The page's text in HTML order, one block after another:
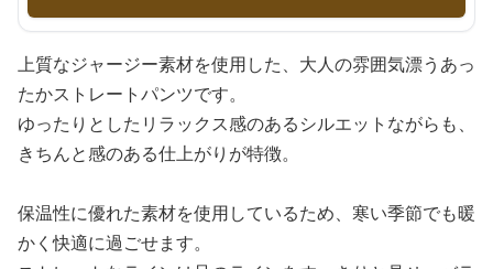
上質なジャージー素材を使用した、大人の雰囲気漂うあっ
たかストレートパンツです。
ゆったりとしたリラックス感のあるシルエットながらも、
きちんと感のある仕上がりが特徴。
保温性に優れた素材を使用しているため、寒い季節でも暖
かく快適に過ごせます。